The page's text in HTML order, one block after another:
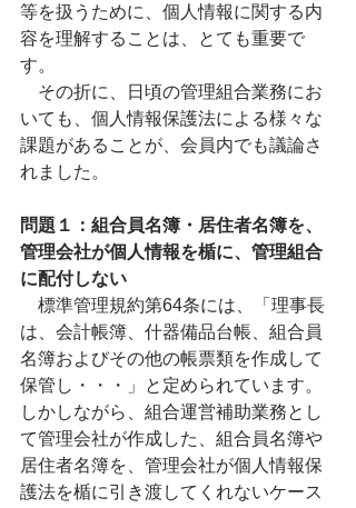
等を扱うために、個人情報に関する内
容を理解することは、とても重要で
す。
その折に、日頃の管理組合業務にお
いても、個人情報保護法による様々な
課題があることが、会員内でも議論さ
れました。
問題１：組合員名簿・居住者名簿を、
管理会社が個人情報を楯に、管理組合
に配付しない
標準管理規約第64条には、「理事長
は、会計帳簿、什器備品台帳、組合員
名簿およびその他の帳票類を作成して
保管し・・・」と定められています。
しかしながら、組合運営補助業務とし
て管理会社が作成した、組合員名簿や
居住者名簿を、管理会社が個人情報保
護法を楯に引き渡してくれないケース